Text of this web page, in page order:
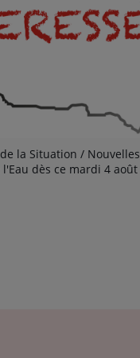
la Situation / Nouvelles
dès ce mardi 4 août